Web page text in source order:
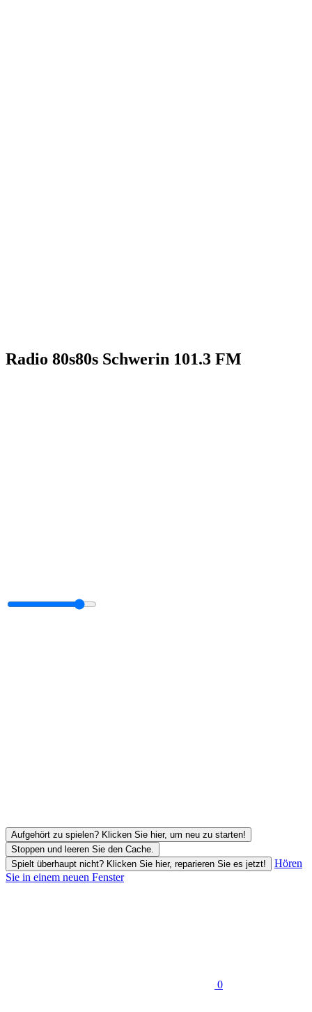
Radio 80s80s Schwerin 101.3 FM
Aufgehört zu spielen? Klicken Sie hier, um neu zu starten!
Stoppen und leeren Sie den Cache.
Spielt überhaupt nicht? Klicken Sie hier, reparieren Sie es jetzt!
Hören
Sie in einem neuen Fenster
0